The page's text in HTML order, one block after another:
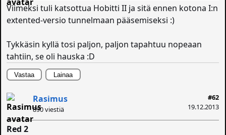
Viimeksi tuli katsottua Hobitti II ja sitä ennen kotona I:n
extented-versio tunnelmaan pääsemiseksi :)
Tykkäsin kyllä tosi paljon, paljon tapahtuu nopeaan
tahtiin, se oli hauska :D
Vastaa Lainaa
#62
19.12.2013
Rasimus
890 viestiä
Red 2